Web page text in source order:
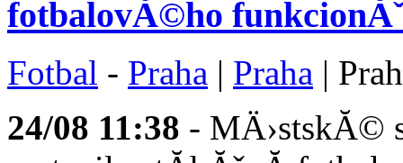
fotbalovĂ©ho
Fotbal - Praha | Praha |
24/08 11:38 - MÄ›stskĂ©